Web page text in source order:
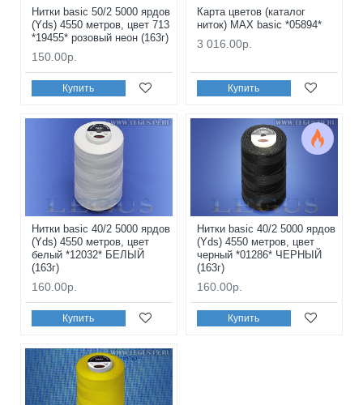
Нитки basic 50/2 5000 ярдов
(Yds) 4550 метров, цвет 713
*19455* розовый неон (163г)
150.00р.
Купить
Карта цветов (каталог
ниток) MAX basic *05894*
3 016.00р.
Купить
Нитки basic 40/2 5000 ярдов
(Yds) 4550 метров, цвет
белый *12032* БЕЛЫЙ
(163г)
160.00р.
Купить
Нитки basic 40/2 5000 ярдов
(Yds) 4550 метров, цвет
черный *01286* ЧЕРНЫЙ
(163г)
160.00р.
Купить